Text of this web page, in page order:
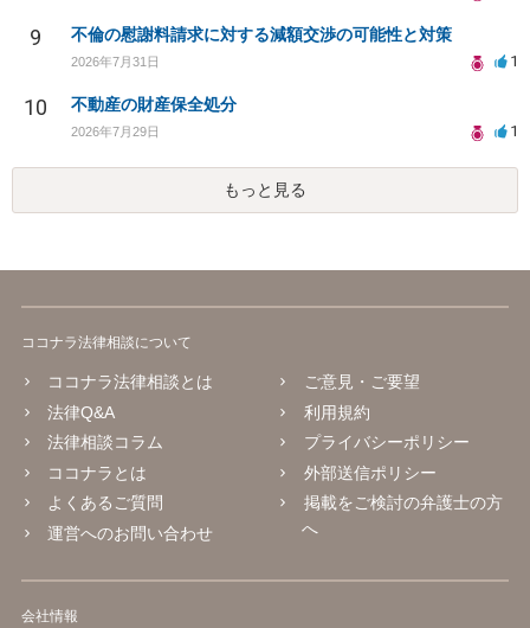
9 不倫の慰謝料請求に対する減額交渉の可能性と対策
2026年7月31日 1
10 不動産の財産保全処分
2026年7月29日 1
もっと見る
ココナラ法律相談について
ココナラ法律相談とは
法律Q&A
法律相談コラム
ココナラとは
よくあるご質問
運営へのお問い合わせ
ご意見・ご要望
利用規約
プライバシーポリシー
外部送信ポリシー
掲載をご検討の弁護士の方
へ
会社情報